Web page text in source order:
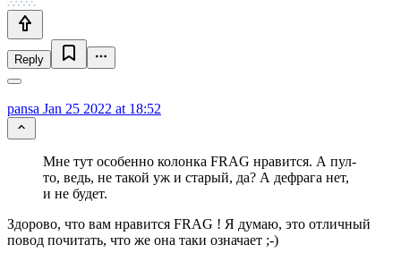
Reply
pansa Jan 25 2022 at 18:52
Мне тут особенно колонка FRAG нравится. А пул-
то, ведь, не такой уж и старый, да? А дефрага нет,
и не будет.
Здорово, что вам нравится FRAG ! Я думаю, это отличный
повод почитать, что же она таки означает ;-)